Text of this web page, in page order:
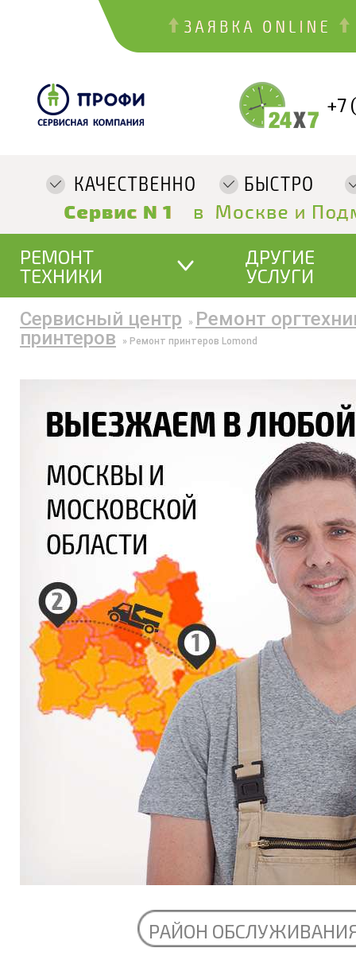
+7
РЕМОНТ
ТЕХНИКИ
ДРУГИЕ
УСЛУГИ
Сервисный центр » Ремонт
принтеров
» Ремонт принтеров Lomond
РАЙОН